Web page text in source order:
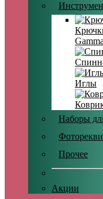
Gamma
Иглы
Наборы
Прочее
Акции